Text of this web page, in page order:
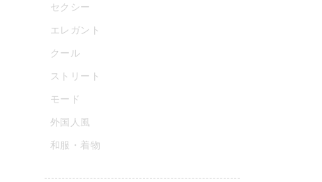
セクシー
エレガント
クール
ストリート
モード
外国人風
和服・着物